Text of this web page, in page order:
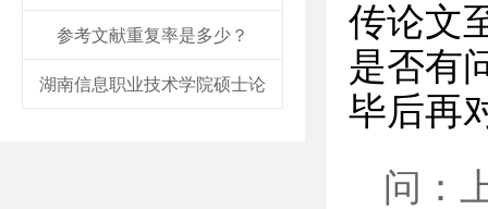
参考文献重复率是多少？
湖南信息职业技术学院硕士论
传论文
是否有
毕后再
问：